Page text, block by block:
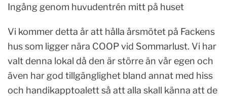
Ingång genom huvudentrén mitt på huset
Vi kommer detta år att hålla årsmötet på Fackens
hus som ligger nära COOP vid Sommarlust. Vi har
valt denna lokal då den är större än vår egen och
även har god tillgänglighet bland annat med hiss
och handikapptoalett så att alla skall känna att de